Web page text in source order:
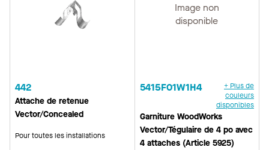
442
Attache de retenue
Vector/Concealed
Pour toutes les installations
Image non
disponible
5415F01W1H4
+ Plus de
couleurs
disponibles
Garniture WoodWorks
Vector/Tégulaire de 4 po avec
4 attaches (Article 5925)